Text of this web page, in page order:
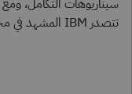
سيناريوهات التكامل، ومع
تتصدر IBM المشهد في مجال التكامل.